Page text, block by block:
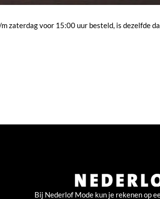
zaterdag voor 15:00 uur besteld, is dezelfde
Bij Nederlof Mode kun je rekenen op